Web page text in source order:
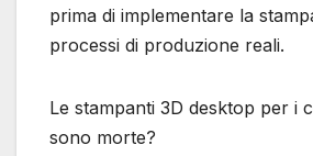
prima di implementare la
processi di produzione reali.
Le stampanti 3D desktop per i
sono morte?